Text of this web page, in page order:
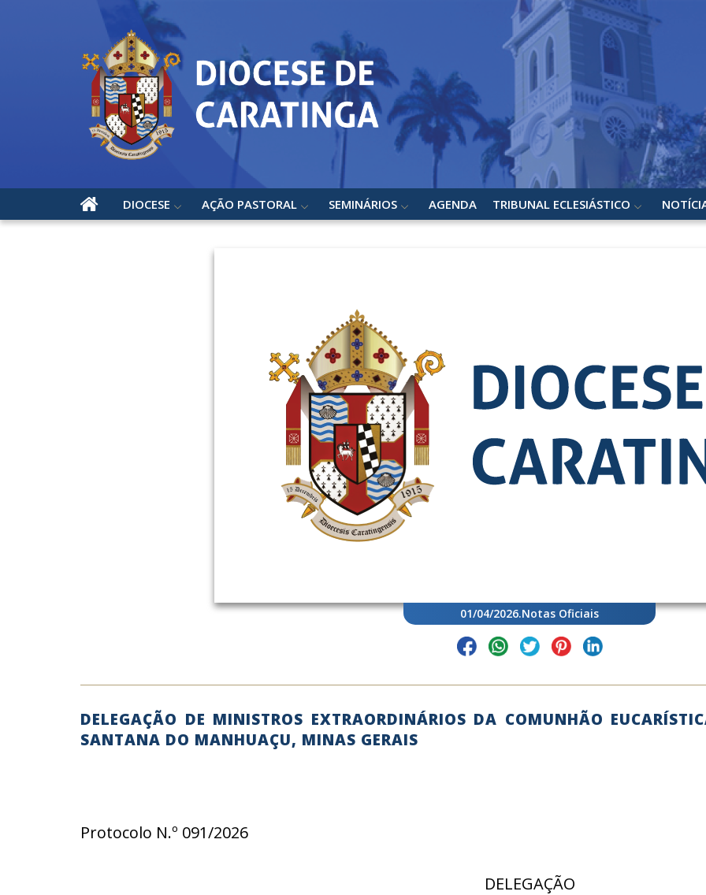
DIOCESE AÇÃO PASTORAL SEMINÁRIOS AGENDA TRIBUNAL ECLESIÁSTICO
01/04/2026.Notas Oficiais
DELEGAÇÃO DE MINISTROS EXTRAORDINÁRIOS DA COMUNHÃO
SANTANA DO MANHUAÇU, MINAS GERAIS
Protocolo N.º 091/2026
DELEGAÇÃO